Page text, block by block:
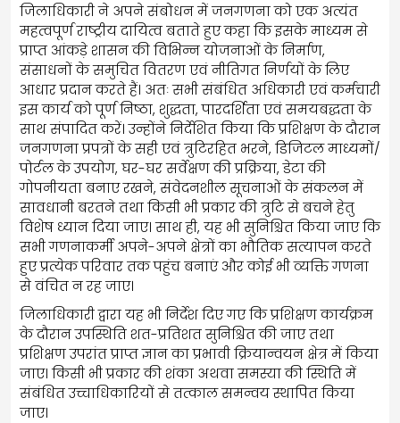
जिलाधिकारी ने अपने संबोधन में जनगणना को एक अत्यंत
महत्वपूर्ण राष्ट्रीय दायित्व बताते हुए कहा कि इसके माध्यम से
प्राप्त आंकड़े शासन की विभिन्न योजनाओं के निर्माण,
संसाधनों के समुचित वितरण एवं नीतिगत निर्णयों के लिए
आधार प्रदान करते हैं। अतः सभी संबंधित अधिकारी एवं कर्मचारी
इस कार्य को पूर्ण निष्ठा, शुद्धता, पारदर्शिता एवं समयबद्धता के
साथ संपादित करें। उन्होंने निर्देशित किया कि प्रशिक्षण के दौरान
जनगणना प्रपत्रों के सही एवं त्रुटिरहित भरने, डिजिटल माध्यमों/
पोर्टल के उपयोग, घर-घर सर्वेक्षण की प्रक्रिया, डेटा की
गोपनीयता बनाए रखने, संवेदनशील सूचनाओं के संकलन में
सावधानी बरतने तथा किसी भी प्रकार की त्रुटि से बचने हेतु
विशेष ध्यान दिया जाए। साथ ही, यह भी सुनिश्चित किया जाए कि
सभी गणनाकर्मी अपने-अपने क्षेत्रों का भौतिक सत्यापन करते
हुए प्रत्येक परिवार तक पहुंच बनाएं और कोई भी व्यक्ति गणना
से वंचित न रह जाए।
जिलाधिकारी द्वारा यह भी निर्देश दिए गए कि प्रशिक्षण कार्यक्रम
के दौरान उपस्थिति शत-प्रतिशत सुनिश्चित की जाए तथा
प्रशिक्षण उपरांत प्राप्त ज्ञान का प्रभावी क्रियान्वयन क्षेत्र में किया
जाए। किसी भी प्रकार की शंका अथवा समस्या की स्थिति में
संबंधित उच्चाधिकारियों से तत्काल समन्वय स्थापित किया
जाए।